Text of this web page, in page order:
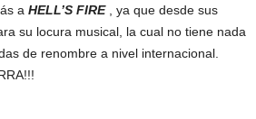
a HELL’S FIRE, ya que desde sus
su locura musical, la cual no tiene nada
de renombre a nivel internacional.